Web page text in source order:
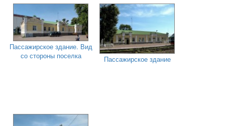
Пассажирское здание. Вид
со стороны поселка
Пассажирское здание